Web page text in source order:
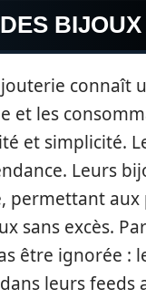
et les
et simplicité.
Leurs
permettant
sans excès.
être ignorée
leurs